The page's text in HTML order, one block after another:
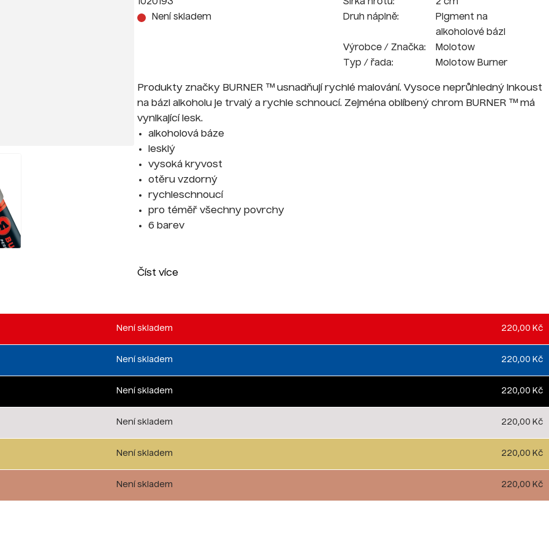
1020193
Není skladem
Šířka hrotu:
2 cm
Druh náplně:
Pigment na
alkoholové bázi
Výrobce / Značka:
Molotow
Typ / řada:
Molotow Burner
Produkty značky BURNER ™ usnadňují rychlé malování. Vysoce neprůhledný inkoust
na bázi alkoholu je trvalý a rychle schnoucí. Zejména oblíbený chrom BURNER ™ má
vynikající lesk.
alkoholová báze
lesklý
vysoká kryvost
otěru vzdorný
rychleschnoucí
pro téměř všechny povrchy
6 barev
Číst více
Není skladem 220,00 Kč
Není skladem 220,00 Kč
Není skladem 220,00 Kč
Není skladem 220,00 Kč
Není skladem 220,00 Kč
Není skladem 220,00 Kč